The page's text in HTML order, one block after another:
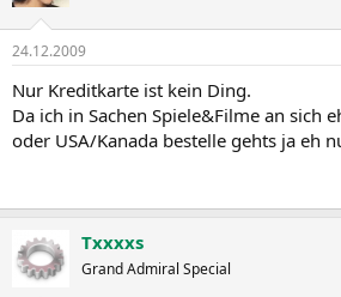
24.12.2009
Nur Kreditkarte ist kein Ding.
Da ich in Sachen Spiele&Filme an sich
oder USA/Kanada bestelle gehts ja eh
Txxxxs
Grand Admiral Special